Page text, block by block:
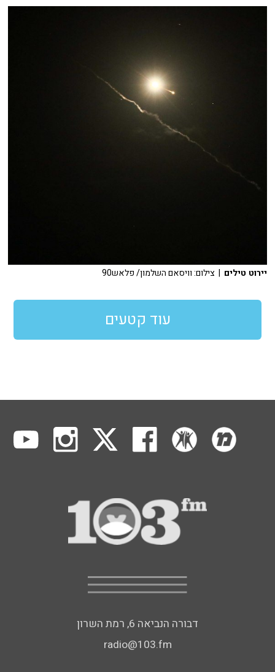
יירוט טילים | צילום: וויסאם השלמון/ פלאש90
עוד קטעים
דבורה הנביאה 6, רמת השרון
radio@103.fm